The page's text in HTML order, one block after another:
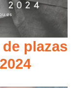
plazas